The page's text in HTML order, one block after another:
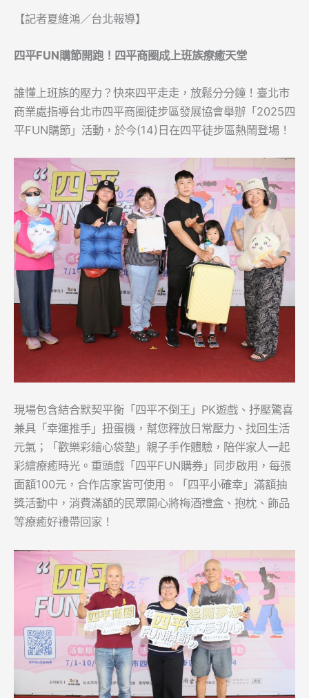
【記者夏維鴻／台北報導】
四平FUN購節開跑！四平商圈成上班族療癒天堂
誰懂上班族的壓力？快來四平走走，放鬆分分鐘！臺北市
商業處指導台北市四平商圈徒步區發展協會舉辦「2025四
平FUN購節」活動，於今(14)日在四平徒步區熱鬧登場！
現場包含結合默契平衡「四平不倒王」PK遊戲、抒壓驚喜
兼具「幸運推手」扭蛋機，幫您釋放日常壓力、找回生活
元氣；「歡樂彩繪心袋墊」親子手作體驗，陪伴家人一起
彩繪療癒時光。重頭戲「四平FUN購券」同步啟用，每張
面額100元，合作店家皆可使用。「四平小確幸」滿額抽
獎活動中，消費滿額的民眾開心將梅酒禮盒、抱枕、飾品
等療癒好禮帶回家！